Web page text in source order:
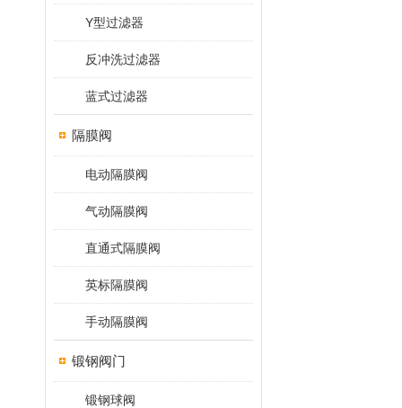
Y型过滤器
反冲洗过滤器
蓝式过滤器
隔膜阀
电动隔膜阀
气动隔膜阀
直通式隔膜阀
英标隔膜阀
手动隔膜阀
锻钢阀门
锻钢球阀